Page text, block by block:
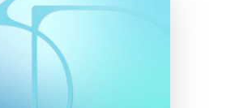
お試し